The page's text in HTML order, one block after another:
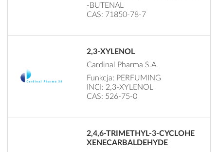
-BUTENAL
CAS: 71850-78-7
2,3-XYLENOL
Cardinal Pharma S.A.
Funkcja: PERFUMING
INCI: 2,3-XYLENOL
CAS: 526-75-0
2,4,6-TRIMETHYL-3-CYCLOHE
XENECARBALDEHYDE